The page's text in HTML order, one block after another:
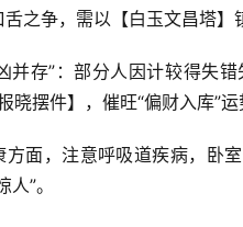
之争，需以【白玉文昌塔】
并存”：部分人因计较得失
摆件】，催旺“偏财入库”运
面，注意呼吸道疾病，卧
”。